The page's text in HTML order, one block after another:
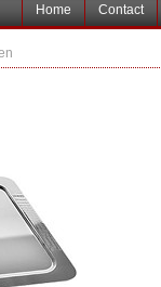
Home Contact